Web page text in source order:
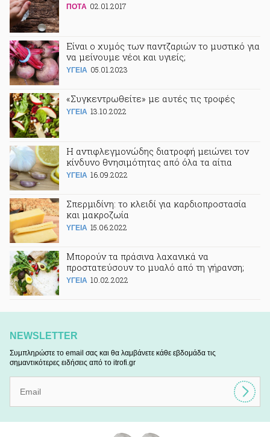
ΠΟΤA 02.01.2017
Είναι ο χυμός των παντζαριών το μυστικό για
να μείνουμε νέοι και υγιείς;
ΥΓΕΙΑ 05.01.2023
«Συγκεντρωθείτε» με αυτές τις τροφές
ΥΓΕΙΑ 13.10.2022
Η αντιφλεγμονώδης διατροφή μειώνει τον
κίνδυνο θνησιμότητας από όλα τα αίτια
ΥΓΕΙΑ 16.09.2022
Σπερμιδίνη: το κλειδί για καρδιοπροστασία
και μακροζωία
ΥΓΕΙΑ 15.06.2022
Μπορούν τα πράσινα λαχανικά να
προστατεύσουν το μυαλό από τη γήρανση;
ΥΓΕΙΑ 10.02.2022
NEWSLETTER
Συμπληρώστε το email σας και θα λαμβάνετε κάθε εβδομάδα τις
σημαντικότερες ειδήσεις από το itrofi.gr